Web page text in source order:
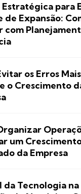
para
de Expansão:
com
os Erros
o Crescimento
um
da Empresa
da Tecnologia na